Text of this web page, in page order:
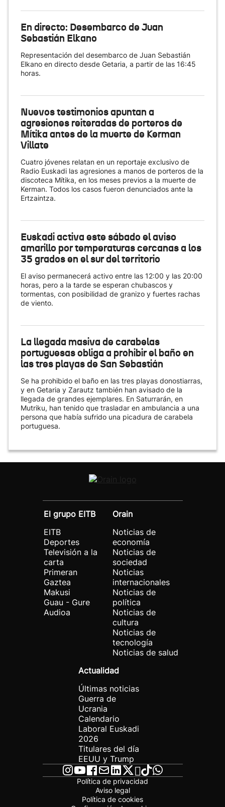
En directo: Desembarco de Juan
Sebastián Elkano
Representación del desembarco de Juan Sebastián
Elkano en directo desde Getaria, a partir de las 16:45
horas.
Nuevos testimonios apuntan a
agresiones reiteradas de porteros de
Mítika antes de la muerte de Kerman
Villate
Cuatro jóvenes relatan en un reportaje exclusivo de
Radio Euskadi las agresiones a manos de porteros de la
discoteca Mítika, en los meses previos a la muerte de
Kerman. Todos los casos fueron denunciados ante la
Ertzaintza.
Euskadi activa este sábado el aviso
amarillo por temperaturas cercanas a los
35 grados en el sur del territorio
El aviso permanecerá activo entre las 12:00 y las 20:00
horas, pero a la tarde se esperan chubascos y
tormentas, con posibilidad de granizo y fuertes rachas
de viento.
La llegada masiva de carabelas
portuguesas obliga a prohibir el baño en
las tres playas de San Sebastián
Se ha prohibido el baño en las tres playas donostiarras,
y en Getaria y Zarautz también han avisado de la
llegada de grandes ejemplares. En Saturrarán, en
Mutriku, han tenido que trasladar en ambulancia a una
persona que había sufrido una picadura de carabela
portuguesa.
El grupo EITB
EITB
Deportes
Televisión a la
carta
Primeran
Gaztea
Makusi
Guau - Gure
Audioa
Orain
Noticias de
economía
Noticias de
sociedad
Noticias
internacionales
Noticias de
política
Noticias de
cultura
Noticias de
tecnología
Noticias de salud
Actualidad
Últimas noticias
Guerra de
Ucrania
Calendario
Laboral Euskadi
2026
Titulares del día
EEUU y Trump
Política de privacidad
Aviso legal
Política de cookies